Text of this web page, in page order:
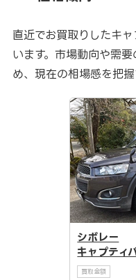
直近でお買取りしたキ
います。市場動向や需
め、現在の相場感を把
シボレー
キャプティ
買取金額